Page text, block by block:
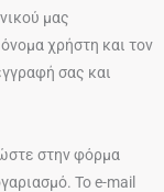
μας
χρήστη και τον
σας και
στην φόρμα
Το e-mail